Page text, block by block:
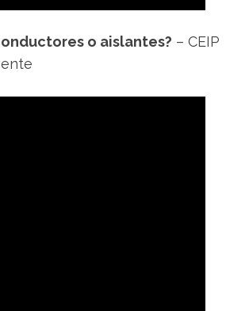
o aislantes? – CEIP